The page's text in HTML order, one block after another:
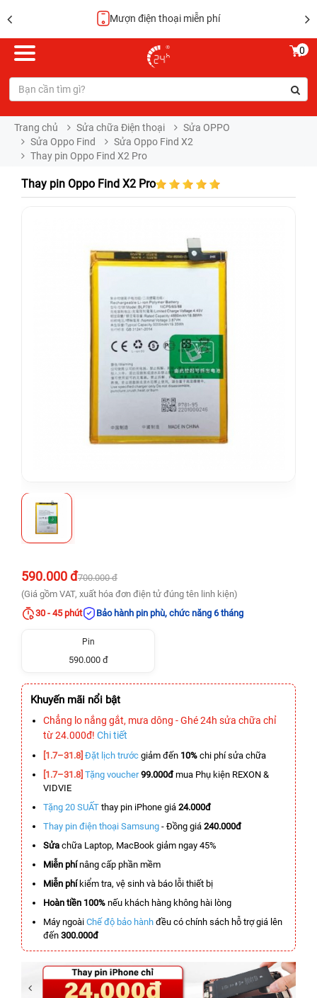
Hoàn tiền 100%
0
Trang chủ Sửa chữa Điện thoại
Sửa OPPO
Sửa Oppo Find
Sửa Oppo Find X2
Thay pin Oppo Find X2 Pro
Thay pin Oppo Find X2 Pro
590.000 đ700.000 đ
(Giá gồm VAT, xuất hóa đơn điện tử đúng tên linh kiện)
30 - 45 phút
Bảo hành pin phù, chức năng 6 tháng
Pin
590.000 đ
Khuyến mãi nổi bật
Chẳng lo nắng gắt, mưa dông - Ghé 24h sửa chữa chỉ
từ 24.000đ! Chi tiết
[1.7–31.8] Đặt lịch trước giảm đến 10% chi phí sửa chữa
[1.7–31.8] Tặng voucher 99.000đmua Phụ kiện REXON &
VIDVIE
Tặng 20 SUẤT thay pin iPhone giá 24.000đ
Thay pin điện thoại Samsung - Đồng giá 240.000đ
Sửa chữa Laptop, MacBook giảm ngay 45%
Miễn phínâng cấp phần mềm
Miễn phíkiểm tra, vệ sinh và báo lỗi thiết bị
Hoàn tiền 100% nếu khách hàng không hài lòng
Máy ngoài Chế độ bảo hành đều có chính sách hỗ trợ giá lên
đến 300.000đ